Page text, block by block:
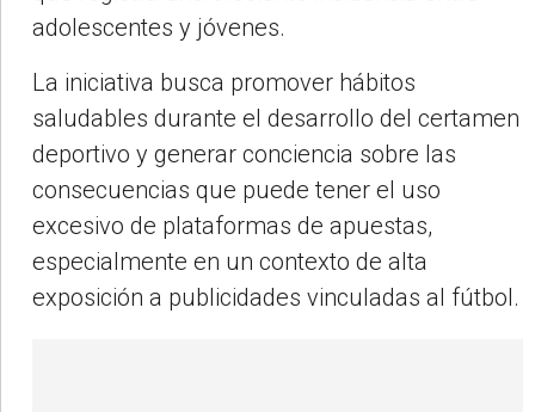
adolescentes y jóvenes.
La iniciativa busca promover hábitos
saludables durante el desarrollo del certamen
deportivo y generar conciencia sobre las
consecuencias que puede tener el uso
excesivo de plataformas de apuestas,
especialmente en un contexto de alta
exposición a publicidades vinculadas al fútbol.